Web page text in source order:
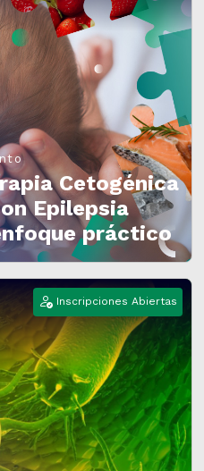
Cetogénica
Epilepsia
práctico
Inscripciones Abiertas